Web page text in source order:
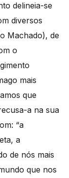
delineia-se
diversos
Machado), de
o
mais
que
a na sua
“a
a
de nós mais
que nos